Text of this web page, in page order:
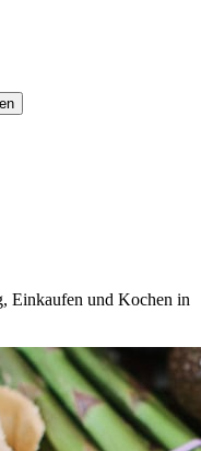
Einkaufen und Kochen in